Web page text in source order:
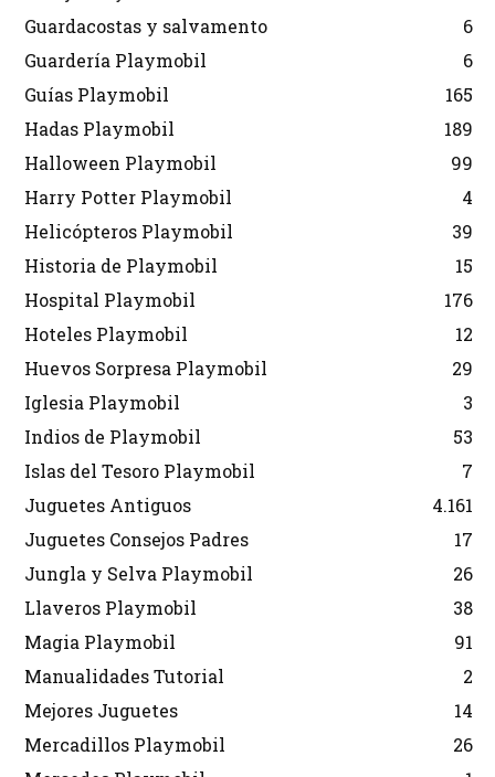
Guardacostas y salvamento
6
Guardería Playmobil
6
Guías Playmobil
165
Hadas Playmobil
189
Halloween Playmobil
99
Harry Potter Playmobil
4
Helicópteros Playmobil
39
Historia de Playmobil
15
Hospital Playmobil
176
Hoteles Playmobil
12
Huevos Sorpresa Playmobil
29
Iglesia Playmobil
3
Indios de Playmobil
53
Islas del Tesoro Playmobil
7
Juguetes Antiguos
4.161
Juguetes Consejos Padres
17
Jungla y Selva Playmobil
26
Llaveros Playmobil
38
Magia Playmobil
91
Manualidades Tutorial
2
Mejores Juguetes
14
Mercadillos Playmobil
26